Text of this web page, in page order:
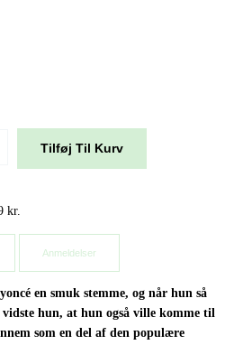
Tilføj Til Kurv
kr.
Anmeldelser
en smuk stemme, og når hun så
vidste hun, at hun også ville komme til
som en del af den populære